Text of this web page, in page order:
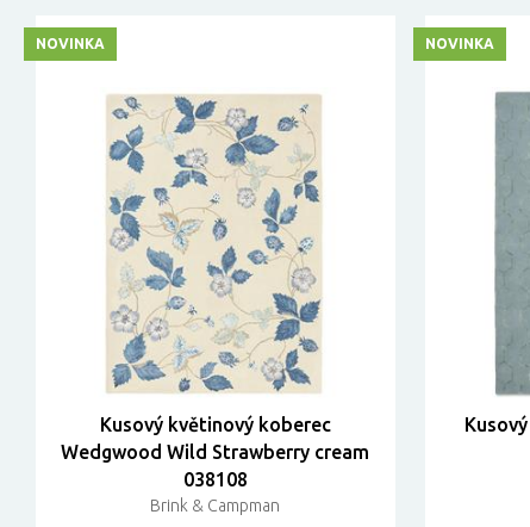
Kusový květinový koberec
Wedgwood Wild Strawberry cream
038108
Brink & Campman
NOVINKA NOVINKA